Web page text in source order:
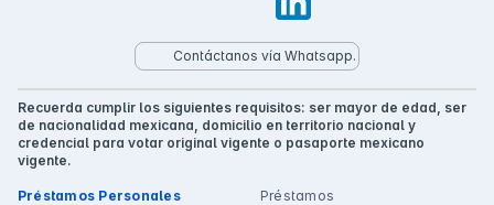
Contáctanos vía Whatsapp.
Recuerda cumplir los siguientes requisitos: ser mayor de edad, ser
de nacionalidad mexicana, domicilio en territorio nacional y
credencial para votar original vigente o pasaporte mexicano
vigente.
Préstamos Personales
Préstamos